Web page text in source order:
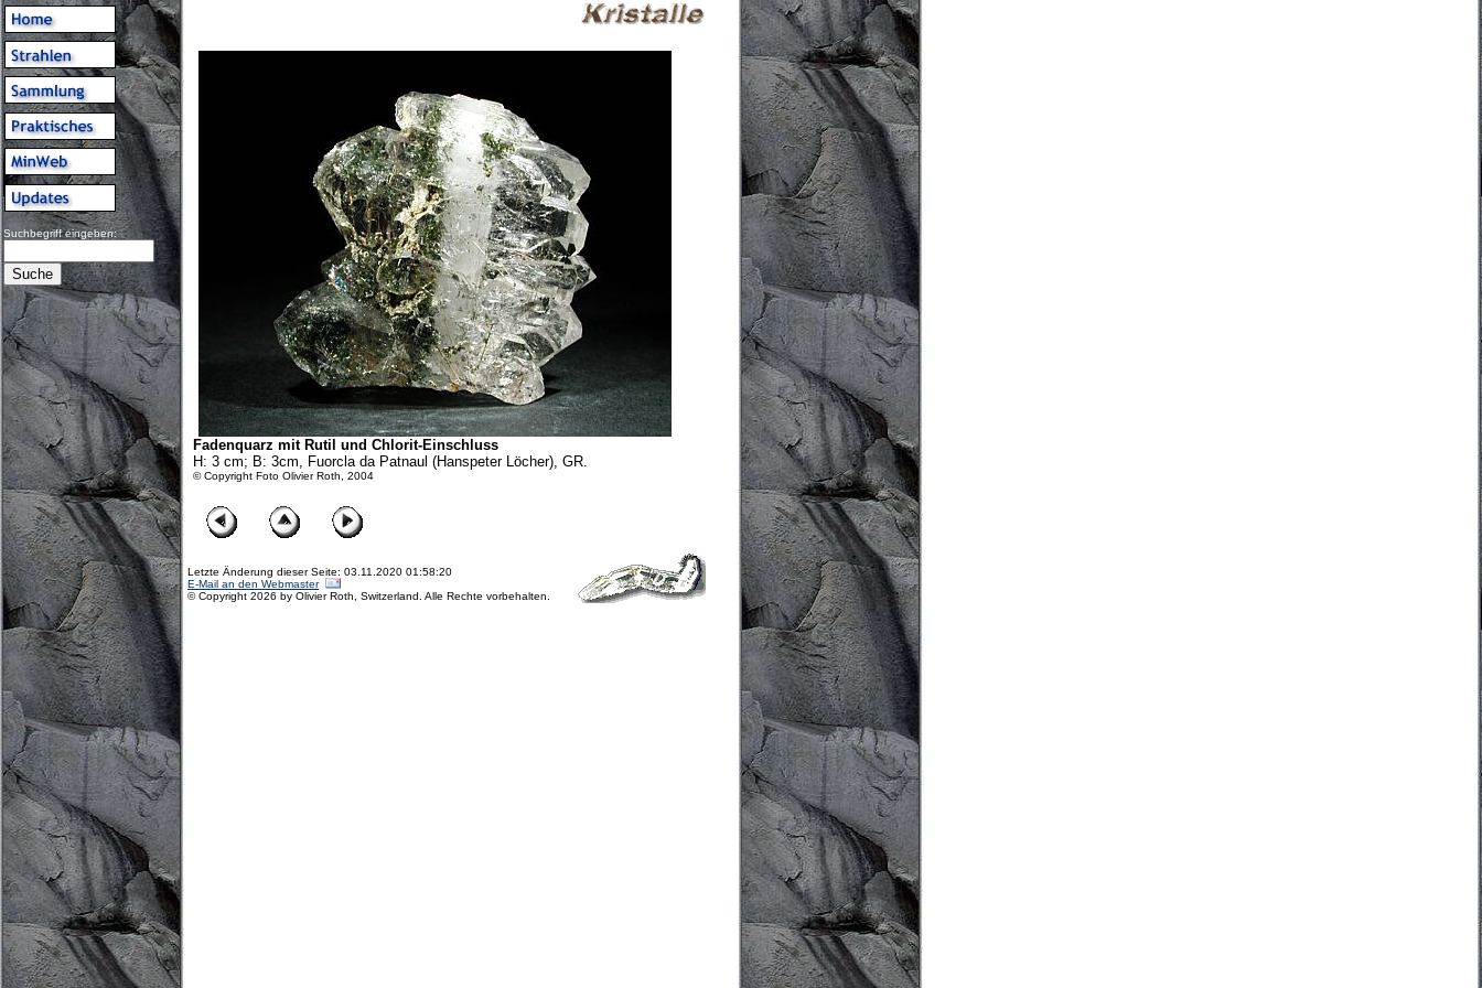
Suchbegriff eingeben:
Fadenquarz mit Rutil und Chlorit-Einschluss
H: 3 cm; B: 3cm, Fuorcla da Patnaul (Hanspeter Löcher), GR.
© Copyright Foto Olivier Roth, 2004
Letzte Änderung dieser Seite: 03.11.2020 01:58:20
E-Mail an den Webmaster
© Copyright 2026 by Olivier Roth, Switzerland. Alle Rechte vorbehalten.